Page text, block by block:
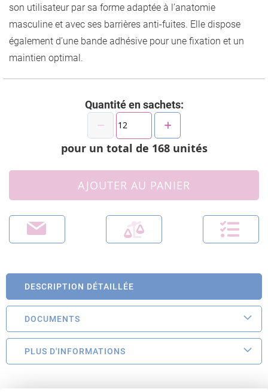
son utilisateur par sa forme adaptée à l’anatomie
masculine et avec ses barrières anti-fuites. Elle dispose
également d’une bande adhésive pour une fixation et un
maintien optimal.
Quantité en sachets:
pour un total de 168unités
AJOUTER AU PANIER
DESCRIPTION DÉTAILLÉE
DOCUMENTS
PLUS D'INFORMATIONS